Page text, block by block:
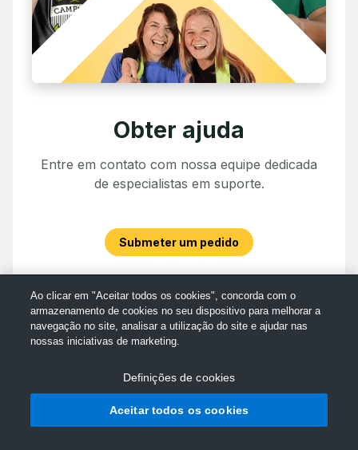
Obter ajuda
Entre em contato com nossa equipe dedicada
de especialistas em suporte.
Submeter um pedido
Ao clicar em "Aceitar todos os cookies", concorda com o
armazenamento de cookies no seu dispositivo para melhorar a
navegação no site, analisar a utilização do site e ajudar nas
nossas iniciativas de marketing.
Definições de cookies
Aceitar todos os cookies